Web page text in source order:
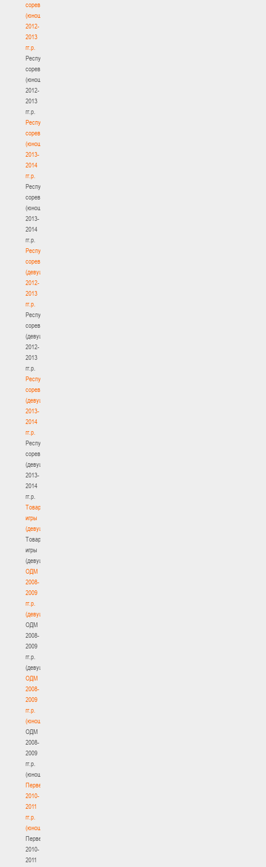
соревнования
(юноши)
2012-
2013
гг.р.
Республиканские
соревнования
(юноши)
2012-
2013
гг.р.
Республиканские
соревнования
(юноши)
2013-
2014
гг.р.
Республиканские
соревнования
(юноши)
2013-
2014
гг.р.
Республиканские
соревнования
(девушки)
2012-
2013
гг.р.
Республиканские
соревнования
(девушки)
2012-
2013
гг.р.
Республиканские
соревнования
(девушки)
2013-
2014
гг.р.
Республиканские
соревнования
(девушки)
2013-
2014
гг.р.
Товарищеские
игры
(девушки)
Товарищеские
игры
(девушки)
ОДМ
2008-
2009
гг.р.
(девушки)
ОДМ
2008-
2009
гг.р.
(девушки)
ОДМ
2008-
2009
гг.р.
(юноши)
ОДМ
2008-
2009
гг.р.
(юноши)
Первенство
2010-
2011
гг.р.
(юноши)
Первенство
2010-
2011